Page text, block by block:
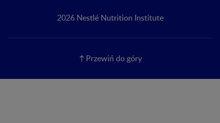
2026 Nestlé Nutrition Institute
Przewiń do góry